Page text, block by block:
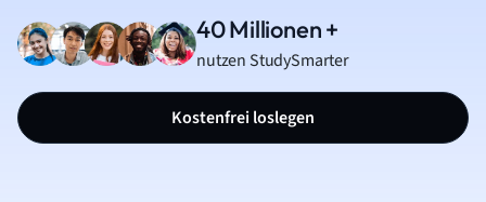
40 Millionen +
nutzen StudySmarter
Kostenfrei loslegen